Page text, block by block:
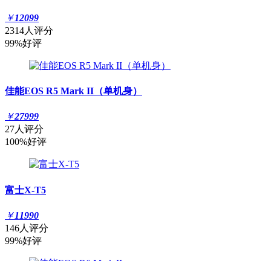
￥12099
2314人评分
99%好评
佳能EOS R5 Mark II（单机身）
￥27999
27人评分
100%好评
富士X-T5
￥11990
146人评分
99%好评